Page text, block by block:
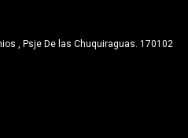
, Psje De las Chuquiraguas. 170102